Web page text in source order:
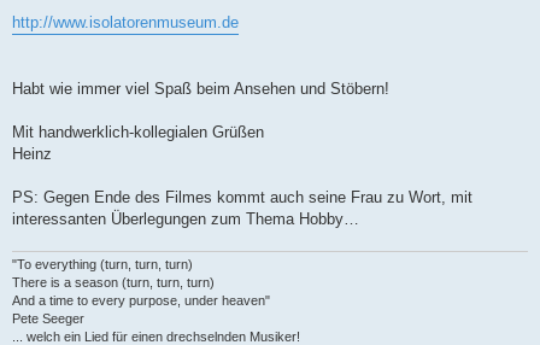
http://www.isolatorenmuseum.de
Habt wie immer viel Spaß beim Ansehen und Stöbern!
Mit handwerklich-kollegialen Grüßen
Heinz
PS: Gegen Ende des Filmes kommt auch seine Frau zu Wort, mit
interessanten Überlegungen zum Thema Hobby…
"To everything (turn, turn, turn)
There is a season (turn, turn, turn)
And a time to every purpose, under heaven"
Pete Seeger
... welch ein Lied für einen drechselnden Musiker!